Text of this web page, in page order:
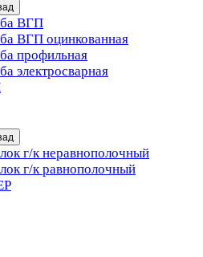
ВГП
ВГП оцинкованная
профильная
электросварная
г/к неравнополочный
г/к равнополочный